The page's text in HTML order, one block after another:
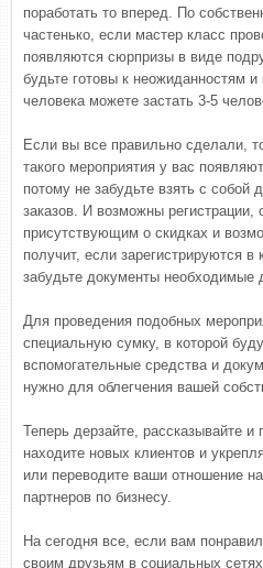
поработать то вперед. По
частенько, если мастер класс
появляются сюрпризы в виде
будьте готовы к неожиданностям
человека можете застать 3-5
Если вы все правильно сделали,
такого мероприятия у вас
потому не забудьте взять с
заказов. И возможны
присутствующим о скидках и
получит, если зарегистрируются в
забудьте документы необходимые
Для проведения подобных
специальную сумку, в которой
вспомогательные средства и
нужно для облегчения вашей
Теперь дерзайте, рассказывайте и
находите новых клиентов и
или переводите ваши отношение
партнеров по бизнесу.
На сегодня все, если вам
своим друзьям в социальных